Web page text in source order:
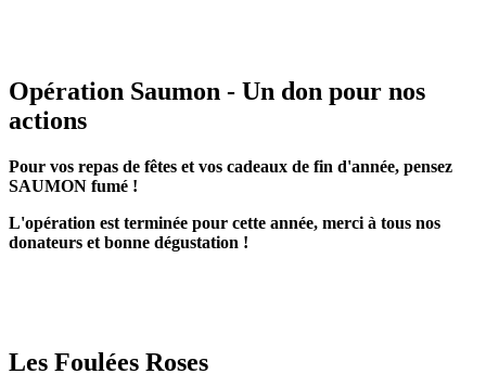
Opération Saumon - Un don pour nos
actions
Pour vos repas de fêtes et vos cadeaux de fin d'année, pensez
SAUMON fumé !
L'opération est terminée pour cette année, merci à tous nos
donateurs et bonne dégustation !
Les Foulées Roses